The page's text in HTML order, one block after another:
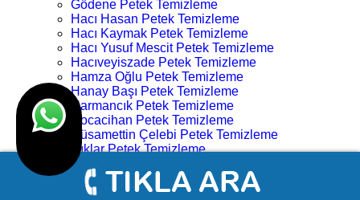
Gödene Petek Temizleme
Hacı Hasan Petek Temizleme
Hacı Kaymak Petek Temizleme
Hacı Yusuf Mescit Petek Temizleme
Hacıveyiszade Petek Temizleme
Hamza Oğlu Petek Temizleme
Hanay Başı Petek Temizleme
Harmancık Petek Temizleme
Hocacihan Petek Temizleme
Hüsamettin Çelebi Petek Temizleme
Işıklar Petek Temizleme
İhsaniye Petek Temizleme
İstiklal Petek Temizleme
Kampüs Petek Temizleme